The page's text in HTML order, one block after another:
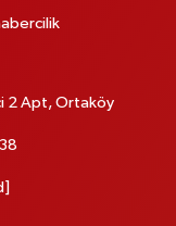
2 Apt, Ortaköy